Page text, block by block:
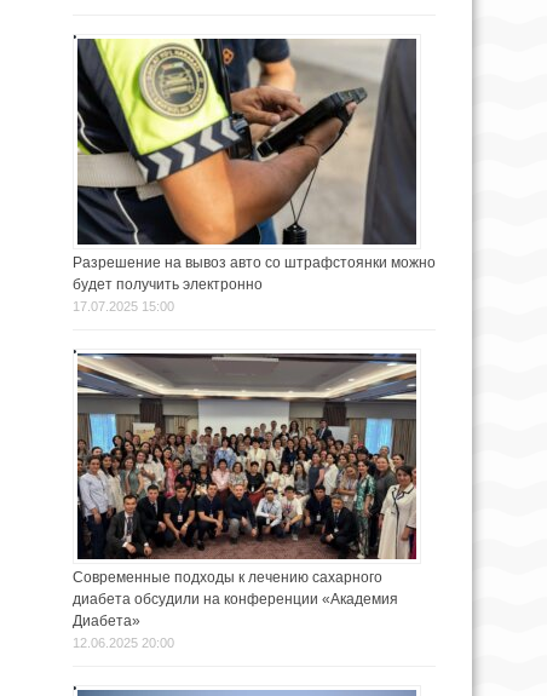
Разрешение на вывоз авто со штрафстоянки можно
будет получить электронно
17.07.2025 15:00
Современные подходы к лечению сахарного
диабета обсудили на конференции «Академия
Диабета»
12.06.2025 20:00